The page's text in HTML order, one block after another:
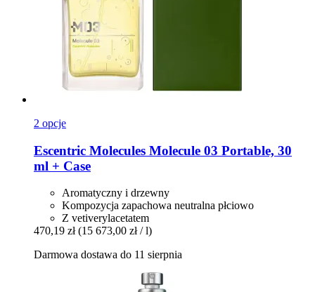
2 opcje
Escentric Molecules Molecule 03 Portable, 30
ml + Case
Aromatyczny i drzewny
Kompozycja zapachowa neutralna płciowo
Z vetiverylacetatem
470,19 zł (15 673,00 zł / l)
Darmowa dostawa do 11 sierpnia